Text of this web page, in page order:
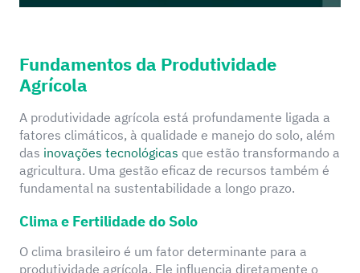
Fundamentos da Produtividade
Agrícola
A produtividade agrícola está profundamente ligada a
fatores climáticos, à qualidade e manejo do solo, além
das inovações tecnológicas que estão transformando a
agricultura. Uma gestão eficaz de recursos também é
fundamental na sustentabilidade a longo prazo.
Clima e Fertilidade do Solo
O clima brasileiro é um fator determinante para a
produtividade agrícola. Ele influencia diretamente o